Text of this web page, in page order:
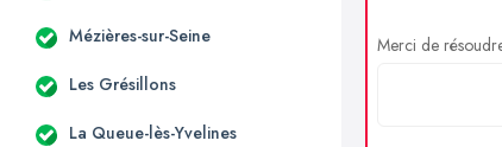
Mézières-sur-Seine
Les Grésillons
La Queue-lès-Yvelines
Merci de